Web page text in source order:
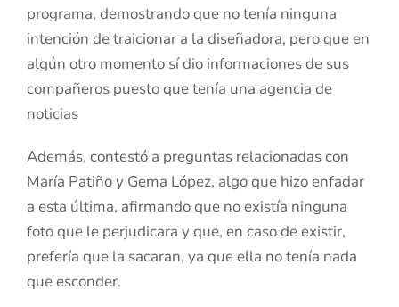
programa, demostrando que no tenía ninguna
intención de traicionar a la diseñadora, pero que en
algún otro momento sí dio informaciones de sus
compañeros puesto que tenía una agencia de
noticias
Además, contestó a preguntas relacionadas con
María Patiño y Gema López, algo que hizo enfadar
a esta última, afirmando que no existía ninguna
foto que le perjudicara y que, en caso de existir,
prefería que la sacaran, ya que ella no tenía nada
que esconder.